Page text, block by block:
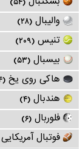
والیبال (۲۸)
تنیس (۲۰۹)
بیسبال (۵۳)
هاکی روی یخ (۲۴)
هندبال (۴)
فلوربال (۶)
فوتبال آمریکایی